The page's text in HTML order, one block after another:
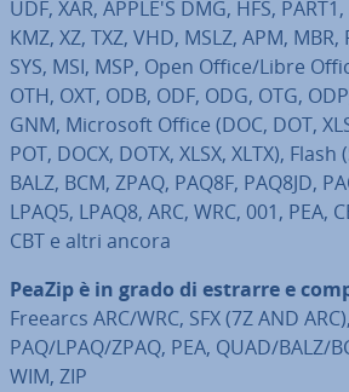
UDF, XAR, APPLE'S DMG, HFS,
KMZ, XZ, TXZ, VHD, MSLZ, APM, MBR,
SYS, MSI, MSP, Open Office/Libre
OTH, OXT, ODB, ODF, ODG, OTG,
GNM, Microsoft Office (DOC, DOT,
POT, DOCX, DOTX, XLSX, XLTX), Flash
BALZ, BCM, ZPAQ, PAQ8F, PAQ8JD,
LPAQ5, LPAQ8, ARC, WRC, 001, PEA,
CBT e altri ancora
PeaZip è in grado di estrarre e
Freearcs ARC/WRC, SFX (7Z AND
PAQ/LPAQ/ZPAQ, PEA, QUAD/BALZ/
WIM, ZIP